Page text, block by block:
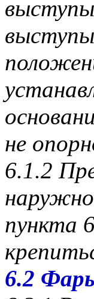
не
6.1.2
пункта
6.2